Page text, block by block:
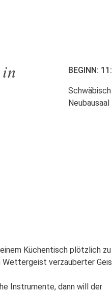
BEGINN:
Schwäbisch
Neubausaal
Küchentisch plötzlich
verzauberter
Instrumente, dann will der